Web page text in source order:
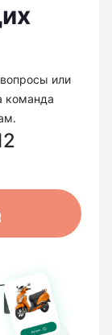
или
команда